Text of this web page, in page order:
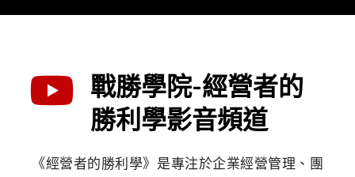
戰勝學院-經營者的
勝利學影音頻道
《經營者的勝利學》是專注於企業經營管理、團